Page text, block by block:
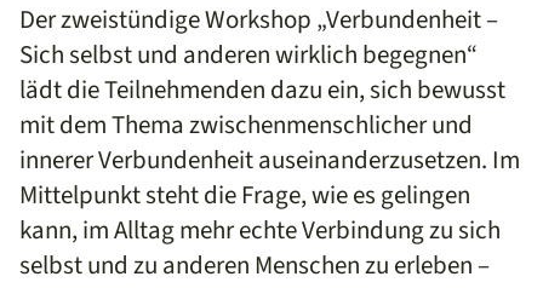
Der zweistündige Workshop „Verbundenheit –
Sich selbst und anderen wirklich begegnen“
lädt die Teilnehmenden dazu ein, sich bewusst
mit dem Thema zwischenmenschlicher und
innerer Verbundenheit auseinanderzusetzen. Im
Mittelpunkt steht die Frage, wie es gelingen
kann, im Alltag mehr echte Verbindung zu sich
selbst und zu anderen Menschen zu erleben –